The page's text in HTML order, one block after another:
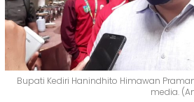
Bupati Kediri Hanindhito Himawan
media.